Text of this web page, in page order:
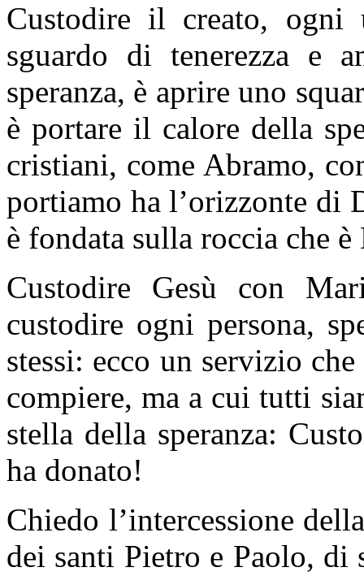
Custodire il creato,
sguardo di tenerezza e
speranza, è aprire uno
è portare il calore della
cristiani, come Abramo,
portiamo ha l’orizzonte di
è fondata sulla roccia che
Custodire Gesù con
custodire ogni persona,
stessi: ecco un servizio
compiere, ma a cui tutti
stella della speranza:
ha donato!
Chiedo l’intercessione
dei santi Pietro e Paolo, di